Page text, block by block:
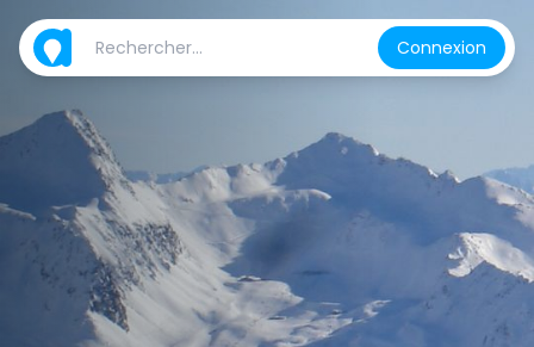
Connexion